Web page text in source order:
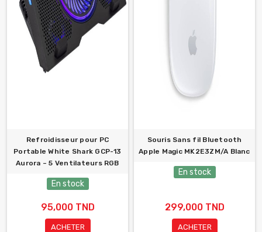
Refroidisseur pour PC
Portable White Shark GCP-13
Aurora – 5 Ventilateurs RGB
En stock
95,000 TND
ACHETER
Souris Sans fil Bluetooth
Apple Magic MK2E3ZM/A Blanc
En stock
299,000 TND
ACHETER